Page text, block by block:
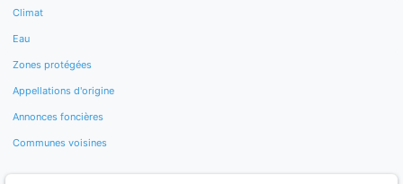
Climat
Eau
Zones protégées
Appellations d'origine
Annonces foncières
Communes voisines